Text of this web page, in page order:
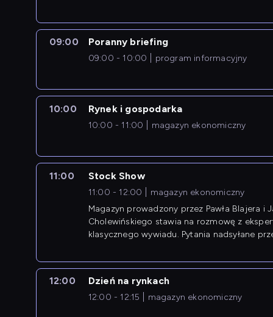
09:00 Poranny briefing
09:00 - 10:00 program informacyjny
10:00 Rynek i gospodarka
10:00 - 11:00 magazyn ekonomiczny
11:00 Stock Show
11:00 - 12:00
magazyn ekonomiczny
Magazyn prowadzony przez Pawła Blajera i
Cholewińskiego stawia na rozmowę z
klasycznego wywiadu. Pytania nadsyłane
12:00 Dzień na rynkach
12:00 - 12:15 magazyn ekonomiczny